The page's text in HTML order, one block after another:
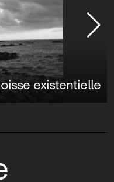
existentielle